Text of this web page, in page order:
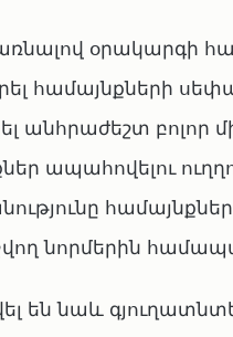
օրակարգի
համայնքների
անհրաժեշտ բոլոր
ապահովելու
նորմերին
են նաև